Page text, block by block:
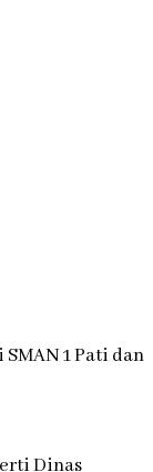
1 Pati dan
Dinas